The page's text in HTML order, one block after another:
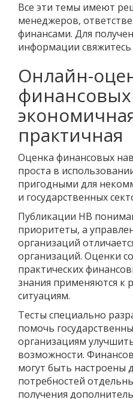
Все эти темы имеют
менеджеров,
финансами. Для
информации свяжитесь
Онлайн-
практичная
Оценка финансовых
проста в
пригодными для
и государственных
Публикации HB
приоритеты, а
организаций
организаций. Оценки
практических
знания применяются
ситуациям.
Тесты специально
помочь
организациям
возможности.
могут быть настроены
потребностей
получения